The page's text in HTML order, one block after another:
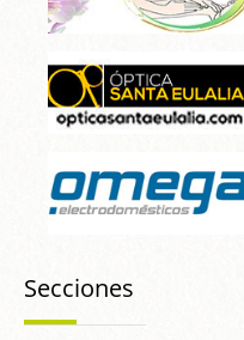
Secciones